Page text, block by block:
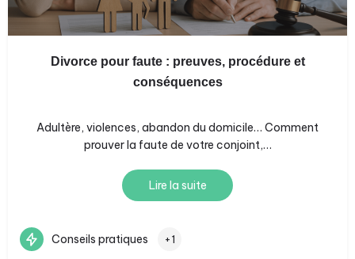
Divorce pour faute : preuves, procédure et
conséquences
Adultère, violences, abandon du domicile… Comment
prouver la faute de votre conjoint,…
Lire la suite
Conseils pratiques +1